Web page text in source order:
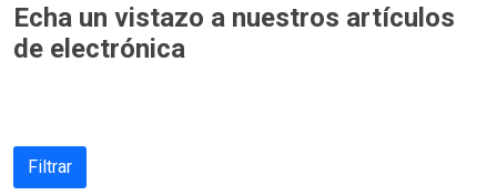
Echa un vistazo a nuestros artículos
de electrónica
Filtrar